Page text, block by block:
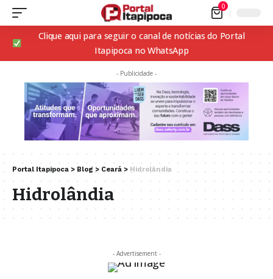
0
Clique aqui para seguir o canal de notícias do Portal
Itapipoca no WhatsApp
- Publicidade -
Portal Itapipoca > Blog > Ceará > Hidrolândia
Hidrolândia
- Advertisement -